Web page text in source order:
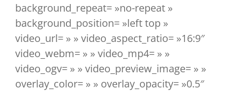
background_repeat= »no-repeat »
background_position= »left top »
video_url= » » video_aspect_ratio= »16:9″
video_webm= » » video_mp4= » »
video_ogv= » » video_preview_image= » »
overlay_color= » » overlay_opacity= »0.5″